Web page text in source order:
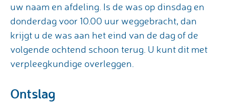
uw naam en afdeling. Is de was op dinsdag en
donderdag voor 10.00 uur weggebracht, dan
krijgt u de was aan het eind van de dag of de
volgende ochtend schoon terug. U kunt dit met
verpleegkundige overleggen.
Ontslag